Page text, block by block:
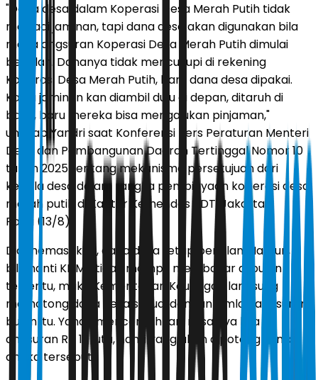
"Dana desa dalam Koperasi Desa Merah Putih tidak
menjadi jaminan, tapi dana desa akan digunakan bila
mana angsuran Koperasi Desa Merah Putih dimulai
berjalan. Dananya tidak mencukupi di rekening
Koperasi Desa Merah Putih, baru dana desa dipakai.
Kalau jaminan kan diambil dulu di depan, ditaruh di
bank, baru mereka bisa mengajukan pinjaman,"
ungkap Yandri saat Konferensi Pers Peraturan Menteri
Desa dan Pembangunan Daerah Tertinggal Nomor 10
tahun 2025 tentang mekanisme persetujuan dari
kepala desa dalam rangka pembiayaan koperasi desa
merah putih di Kantor Kemendes PDT, Jakarta,
Rabu (13/8).
Dia memastikan, dana desa tetap berjalan. Namun,
bila nanti KDMP tidak mampu membayar di bulan
tertentu, maka Kementerian Keuangan langsung
memotong dana desa sesuai dengan jumlah angsuran
bulan itu. Yandri mencontohkan, misalnya bila
angsuran Rp 10 juta, nanti yang akan dipotong senilai
angka tersebut.